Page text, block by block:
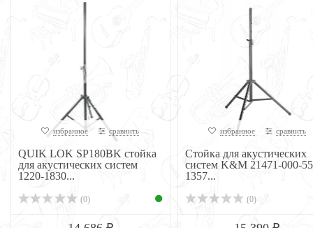
избранное сравнить
QUIK LOK SP180BK стойка
для акустических систем
1220-1830...
(0)
избранное сравнить
Стойка для акустических
систем K&M 21471-000-
1357...
(0)